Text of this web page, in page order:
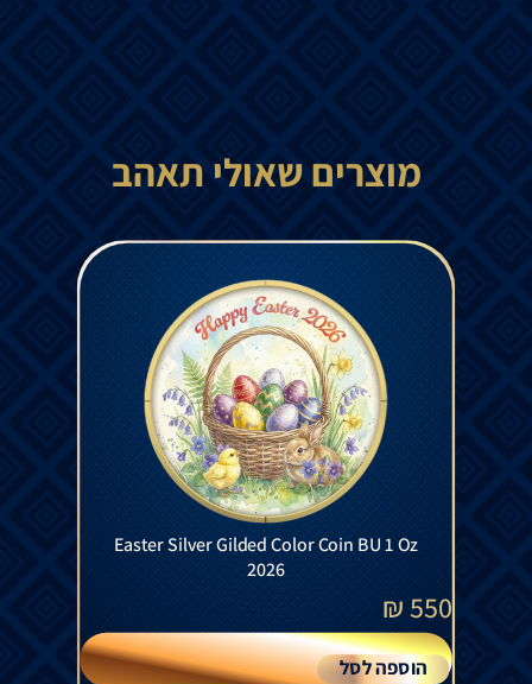
מוצרים שאולי תאהב
Easter Silver Gilded Color Coin BU 1 Oz
2026
550
₪
הוספה לסל